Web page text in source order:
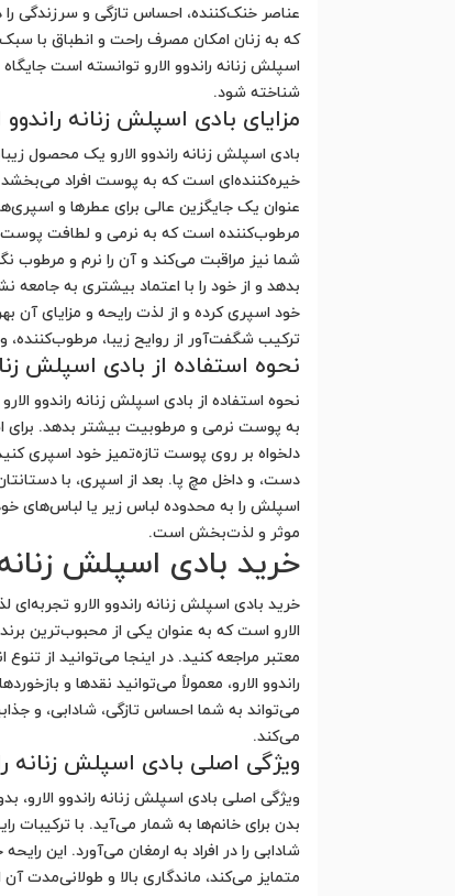
عناصر خنک‌کننده، احساس تازگی و سرزندگی
که به زنان امکان مصرف راحت و انطباق با
اسپلش زنانه راندوو الارو توانسته است
شناخته شود.
مزایای بادی اسپلش زنانه راندوو
بادی اسپلش زنانه راندوو الارو یک محصول
خیره‌کننده‌ای است که به پوست افراد می‌بخشد.
عنوان یک جایگزین عالی برای عطرها و
مرطوب‌کننده است که به نرمی و لطافت پوست
شما نیز مراقبت می‌کند و آن را نرم و مرطوب
بدهد و از خود را با اعتماد بیشتری به
خود اسپری کرده و از لذت رایحه و مزایای آن
ترکیب شگفت‌آور از روایح زیبا،
نحوه استفاده از بادی اسپلش
نحوه استفاده از بادی اسپلش زنانه راندوو
به پوست نرمی و مرطوبیت بیشتر بدهد. برای
دلخواه بر روی پوست تازه‌تمیز خود اسپری
دست، و داخل مچ پا. بعد از اسپری، با
اسپلش را به محدوده لباس زیر یا لباس‌های
موثر و لذت‌بخش است.
خرید بادی اسپلش زنانه
خرید بادی اسپلش زنانه راندوو الارو
الارو است که به عنوان یکی از محبوب‌ترین
معتبر مراجعه کنید. در اینجا می‌توانید از
راندوو الارو، معمولاً می‌توانید نقدها و
می‌تواند به شما احساس تازگی، شادابی، و
می‌کند.
ویژگی اصلی بادی اسپلش زنانه
ویژگی اصلی بادی اسپلش زنانه راندوو
بدن برای خانم‌ها به شمار می‌آید. با ترکیبات
شادابی را در افراد به ارمغان می‌آورد. این
متمایز می‌کند، ماندگاری بالا و طولانی‌مدت